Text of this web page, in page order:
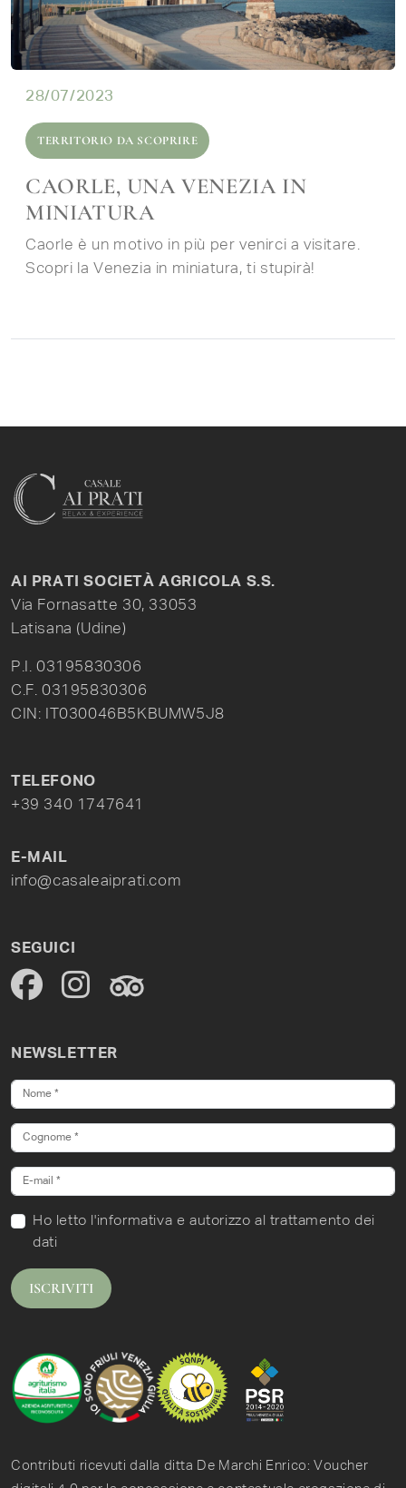
28/07/2023
TERRITORIO DA SCOPRIRE
CAORLE, UNA VENEZIA IN
MINIATURA
Caorle è un motivo in più per venirci a visitare.
Scopri la Venezia in miniatura, ti stupirà!
AI PRATI SOCIETÀ AGRICOLA S.S.
Via Fornasatte 30, 33053
Latisana (Udine)
P.I. 03195830306
C.F. 03195830306
CIN: IT030046B5KBUMW5J8
TELEFONO
+39 340 1747641
E-MAIL
info@casaleaiprati.com
SEGUICI
NEWSLETTER
Ho letto l'informativa e autorizzo al trattamento dei
dati
ISCRIVITI
Contributi ricevuti dalla ditta De Marchi Enrico: Voucher